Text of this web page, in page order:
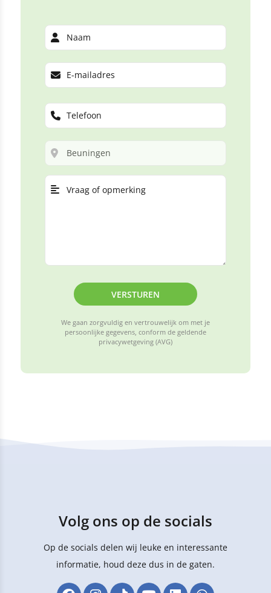
VERSTUREN
We gaan zorgvuldig en vertrouwelijk om met je
persoonlijke gegevens, conform de geldende
privacywetgeving (AVG)
Volg ons op de socials
Op de socials delen wij leuke en interessante
informatie, houd deze dus in de gaten.